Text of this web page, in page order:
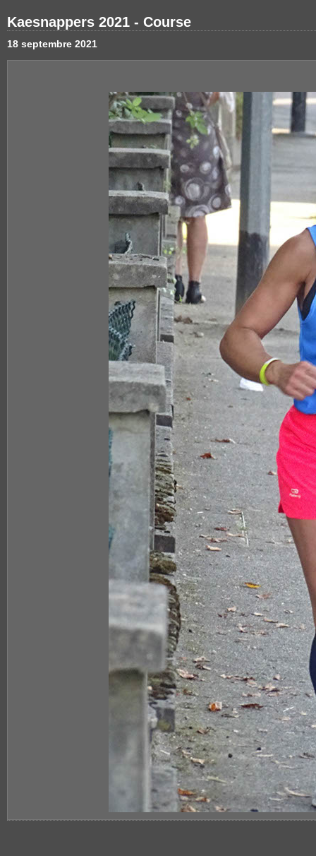
Kaesnappers 2021 - Course
18 septembre 2021